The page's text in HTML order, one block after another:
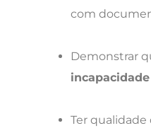
com
Demonstrar
Ter qualidade